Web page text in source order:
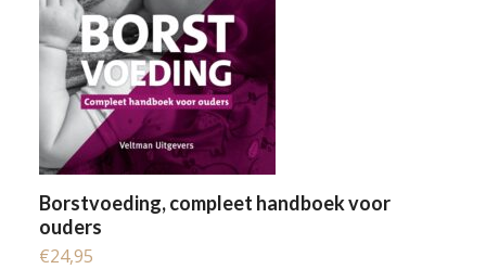
Borstvoeding, compleet handboek voor
ouders
€24,95